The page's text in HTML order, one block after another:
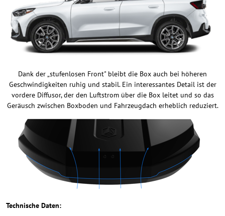
Dank der „stufenlosen Front" bleibt die Box auch bei höheren
Geschwindigkeiten ruhig und stabil. Ein interessantes Detail ist der
vordere Diffusor, der den Luftstrom über die Box leitet und so das
Geräusch zwischen Boxboden und Fahrzeugdach erheblich reduziert.
Technische Daten: